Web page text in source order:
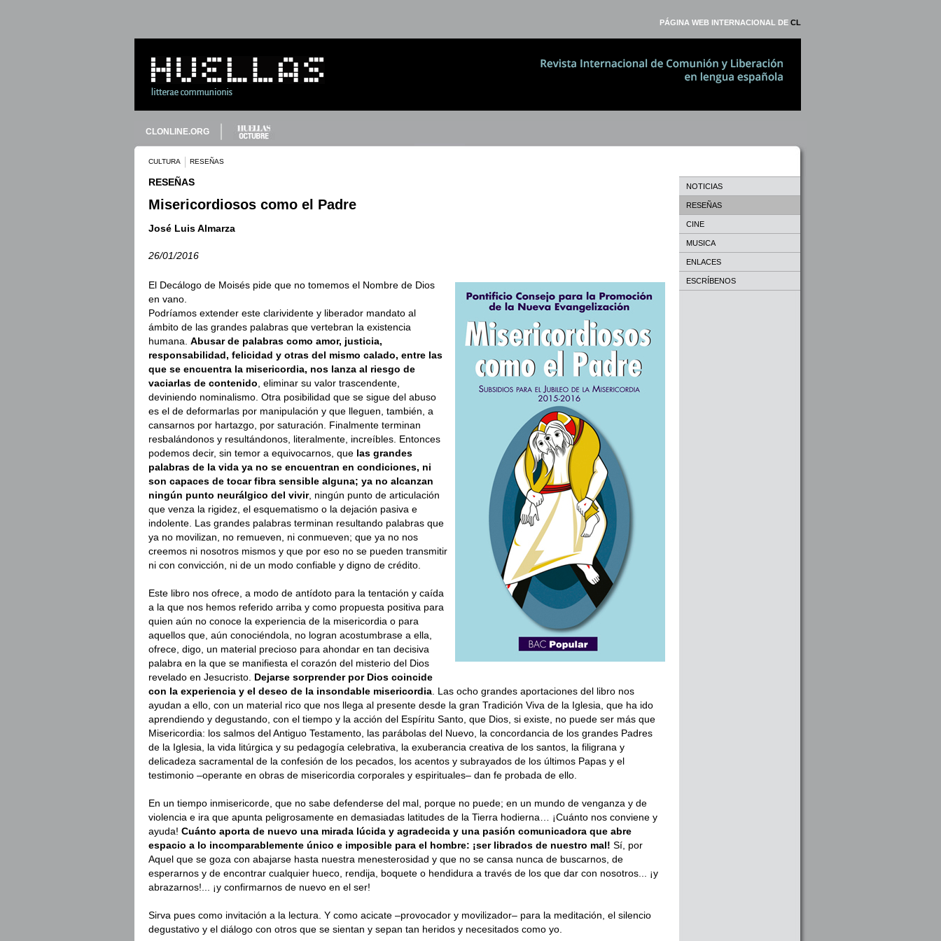
PÁGINA WEB INTERNACIONAL DE CL
CLONLINE.ORG
CULTURA RESEÑAS
RESEÑAS
Misericordiosos como el Padre
José Luis Almarza
26/01/2016
El Decálogo de Moisés pide que no tomemos el Nombre de Dios
en vano.
Podríamos extender este clarividente y liberador mandato al
ámbito de las grandes palabras que vertebran la existencia
humana. Abusar de palabras como amor, justicia,
responsabilidad, felicidad y otras del mismo calado, entre las
que se encuentra la misericordia, nos lanza al riesgo de
vaciarlas de contenido , eliminar su valor trascendente,
deviniendo nominalismo. Otra posibilidad que se sigue del abuso
es el de deformarlas por manipulación y que lleguen, también, a
cansarnos por hartazgo, por saturación. Finalmente terminan
resbalándonos y resultándonos, literalmente, increíbles. Entonces
podemos decir, sin temor a equivocarnos, que las grandes
palabras de la vida ya no se encuentran en condiciones, ni
son capaces de tocar fibra sensible alguna; ya no alcanzan
ningún punto neurálgico del vivir, ningún punto de articulación
que venza la rigidez, el esquematismo o la dejación pasiva e
indolente. Las grandes palabras terminan resultando palabras que
ya no movilizan, no remueven, ni conmueven; que ya no nos
creemos ni nosotros mismos y que por eso no se pueden transmitir
ni con convicción, ni de un modo confiable y digno de crédito.
Este libro nos ofrece, a modo de antídoto para la tentación y caída
a la que nos hemos referido arriba y como propuesta positiva para
quien aún no conoce la experiencia de la misericordia o para
aquellos que, aún conociéndola, no logran acostumbrase a ella,
ofrece, digo, un material precioso para ahondar en tan decisiva
palabra en la que se manifiesta el corazón del misterio del Dios
revelado en Jesucristo. Dejarse sorprender por Dios coincide
con la experiencia y el deseo de la insondable misericordia . Las ocho grandes aportaciones del libro nos
ayudan a ello, con un material rico que nos llega al presente desde la gran Tradición Viva de la Iglesia, que ha ido
aprendiendo y degustando, con el tiempo y la acción del Espíritu Santo, que Dios, si existe, no puede ser más que
Misericordia: los salmos del Antiguo Testamento, las parábolas del Nuevo, la concordancia de los grandes Padres
de la Iglesia, la vida litúrgica y su pedagogía celebrativa, la exuberancia creativa de los santos, la filigrana y
delicadeza sacramental de la confesión de los pecados, los acentos y subrayados de los últimos Papas y el
testimonio –operante en obras de misericordia corporales y espirituales– dan fe probada de ello.
En un tiempo inmisericorde, que no sabe defenderse del mal, porque no puede; en un mundo de venganza y de
violencia e ira que apunta peligrosamente en demasiadas latitudes de la Tierra hodierna… ¡Cuánto nos conviene y
ayuda! Cuánto aporta de nuevo una mirada lúcida y agradecida y una pasión comunicadora que abre
espacio a lo incomparablemente único e imposible para el hombre: ¡ser librados de nuestro mal! Sí, por
Aquel que se goza con abajarse hasta nuestra menesterosidad y que no se cansa nunca de buscarnos, de
esperarnos y de encontrar cualquier hueco, rendija, boquete o hendidura a través de los que dar con nosotros... ¡y
abrazarnos!... ¡y confirmarnos de nuevo en el ser!
Sirva pues como invitación a la lectura. Y como acicate –provocador y movilizador– para la meditación, el silencio
degustativo y el diálogo con otros que se sientan y sepan tan heridos y necesitados como yo.
NOTICIAS
RESEÑAS
CINE
MUSICA
ENLACES
ESCRÍBENOS